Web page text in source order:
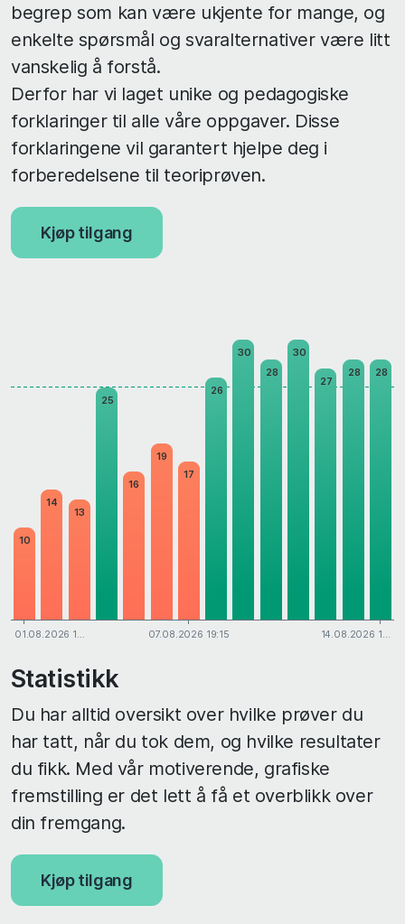
begrep som kan være ukjente for mange, og
enkelte spørsmål og svaralternativer være litt
vanskelig å forstå.
Derfor har vi laget unike og pedagogiske
forklaringer til alle våre oppgaver. Disse
forklaringene vil garantert hjelpe deg i
forberedelsene til teoriprøven.
Kjøp tilgang
28
28
27
30
28
30
26
17
19
16
25
13
14
10
14.08.2026 1…
07.08.2026 19:15
01.08.2026 1…
Statistikk
Du har alltid oversikt over hvilke prøver du
har tatt, når du tok dem, og hvilke resultater
du fikk. Med vår motiverende, grafiske
fremstilling er det lett å få et overblikk over
din fremgang.
Kjøp tilgang